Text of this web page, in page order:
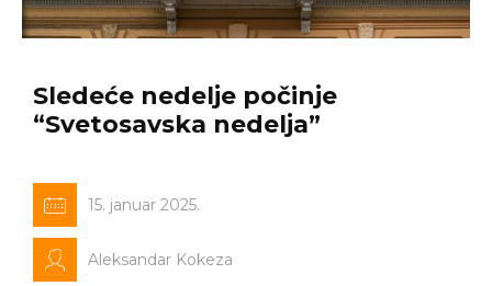
Sledeće nedelje počinje
“Svetosavska nedelja”
15. januar 2025.
Aleksandar Kokeza